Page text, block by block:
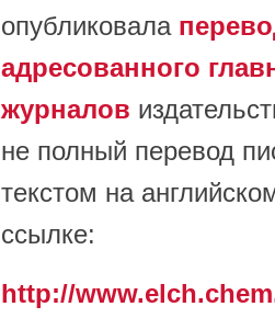
опубликовала
адресованного
журналов
не полный перевод
текстом на
ссылке:
http://